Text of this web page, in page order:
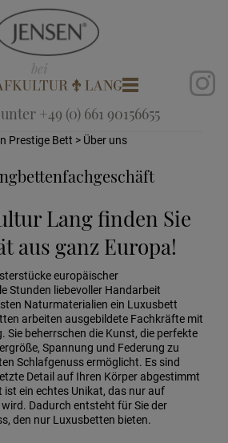
+49 (0) 661 90156655
Prestige Bett > Über uns
Lang finden Sie
aus ganz Europa!
europäischer
Stunden liebevoller Handarbeit
Naturmaterialien ein Luxusbett
arbeiten ausgebildete Fachkräfte mit
Sie beherrschen die Kunst, die perfekte
Spannung und Federung zu
Schlafgenuss ermöglicht. Es sind
Detail auf Ihren Körper abgestimmt
ein echtes Unikat, das nur auf
Dadurch entsteht für Sie der
den nur Luxusbetten bieten.